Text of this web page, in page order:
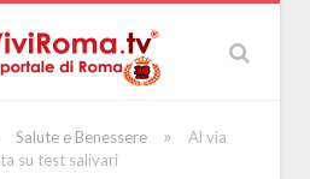
Salute e Benessere »
Al via
su test salivari